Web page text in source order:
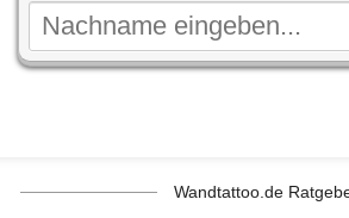
Wandtattoo.de